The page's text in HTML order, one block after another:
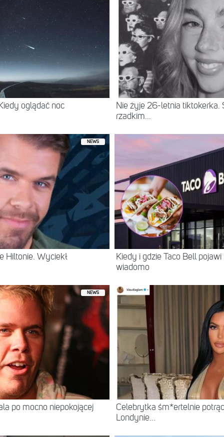
oglądać noc
Nie żyje 26-letnia tiktokerka.
rzadkim...
NEWS
Hiltonie. Wyciekł
Kiedy i gdzie Taco Bell
wiadomo
NEWS
po mocno niepokojącej
Celebrytka śm*ertelnie
Londynie...